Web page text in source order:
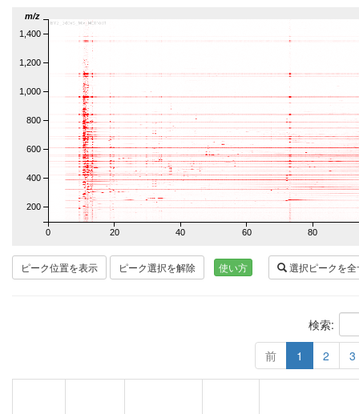
0 20 40 60 80
200
400
600
800
1,000
1,200
1,400
m/z
ピーク位置を表示 ピーク選択を解除 使い方 選択ピークを
検索:
前
1 2 3